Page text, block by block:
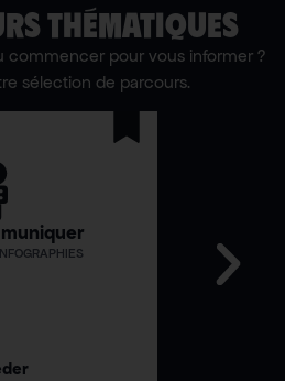
THÉMATIQUES
commencer pour vous informer ?
sélection de parcours.